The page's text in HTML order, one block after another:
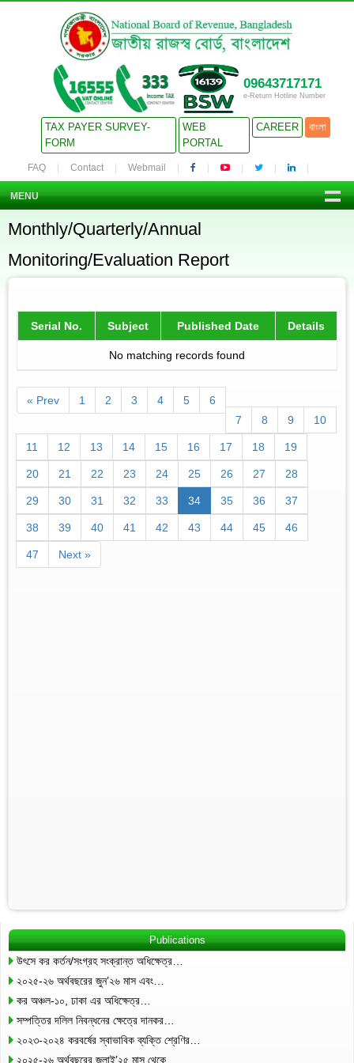
09643717171
e-Return Hotline Number
TAX PAYER SURVEY-
FORM
WEB
PORTAL
CAREER বাংলা
FAQ Contact Webmail
MENU
Monthly/Quarterly/Annual
Monitoring/Evaluation Report
Serial No. Subject Published Date Details
No matching records found
« Prev 1 2 3 4 5
6
7
8 9 10
11 12 13 14 15 16 17 18 19
20 21 22 23 24 25 26 27 28
29 30 31 32 33 34 35 36 37
38 39 40 41 42 43 44 45 46
47 Next »
Publications
উৎসে কর কর্তন/সংগ্রহ সংক্রান্ত অধিক্ষেত্র…
২০২৫-২৬ অর্থবছরের জুন’২৬ মাস এবং…
কর অঞ্চল-১০, ঢাকা এর অধিক্ষেত্র…
সম্পত্তির দলিল নিবন্ধনের ক্ষেত্রে দানকর…
২০২৩-২০২৪ করবর্ষের স্বাভাবিক ব্যক্তি শ্রেণির…
২০২৫-২৬ অর্থবছরের জুলাই’২৫ মাস থেকে…